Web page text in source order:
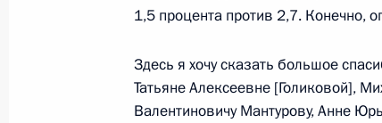
10 сентября 2021 года, 15:50 Москва,
2 сентября 2021 года, четверг
1,5 процента против 2,7. Конечно,
Здесь я хочу сказать большое
Татьяне Алексеевне [Голиковой],
Валентиновичу Мантурову, Анне